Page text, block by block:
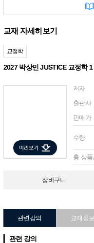
교재 자세히보기
교정학
2027 박상민 JUSTICE 교정학 1
저자
출판사
판매가
수량
총 상품
장바구니
관련강의 교재정보
관련 강의